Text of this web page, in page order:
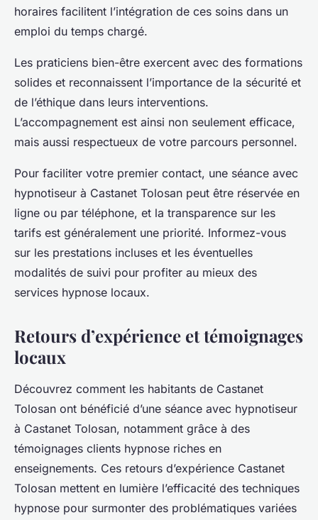
horaires facilitent l’intégration de ces soins dans un
emploi du temps chargé.
Les praticiens bien-être exercent avec des formations
solides et reconnaissent l’importance de la sécurité et
de l’éthique dans leurs interventions.
L’accompagnement est ainsi non seulement efficace,
mais aussi respectueux de votre parcours personnel.
Pour faciliter votre premier contact, une séance avec
hypnotiseur à Castanet Tolosan peut être réservée en
ligne ou par téléphone, et la transparence sur les
tarifs est généralement une priorité. Informez-vous
sur les prestations incluses et les éventuelles
modalités de suivi pour profiter au mieux des
services hypnose locaux.
Retours d’expérience et témoignages
locaux
Découvrez comment les habitants de Castanet
Tolosan ont bénéficié d’une séance avec hypnotiseur
à Castanet Tolosan, notamment grâce à des
témoignages clients hypnose riches en
enseignements. Ces retours d’expérience Castanet
Tolosan mettent en lumière l’efficacité des techniques
hypnose pour surmonter des problématiques variées